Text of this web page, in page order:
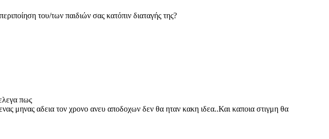
του/των παιδιών σας κατόπιν διαταγής της?
πως
μηνας αδεια τον χρονο ανευ αποδοχων δεν θα ηταν κακη ιδεα..Και καποια στιγμη θα